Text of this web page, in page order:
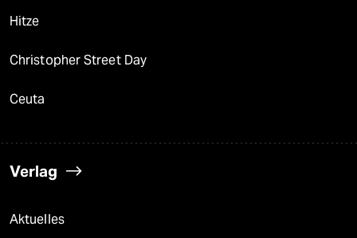
Hitze
Christopher Street Day
Ceuta
Verlag
Aktuelles